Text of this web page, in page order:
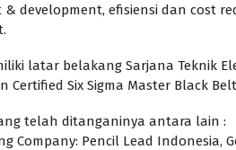
& development, efisiensi dan cost
latar belakang Sarjana Teknik
Certified Six Sigma Master Black
telah ditanganinya antara lain :
Company: Pencil Lead Indonesia,